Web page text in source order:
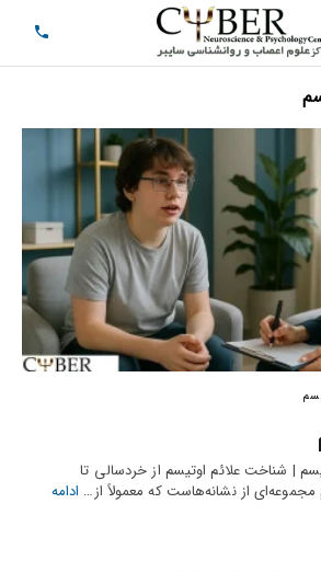
| شناخت علائم اوتیسم از خردسالی تا
مجموعه‌ای از نشانه‌هاست که معمولاً از… ادامه